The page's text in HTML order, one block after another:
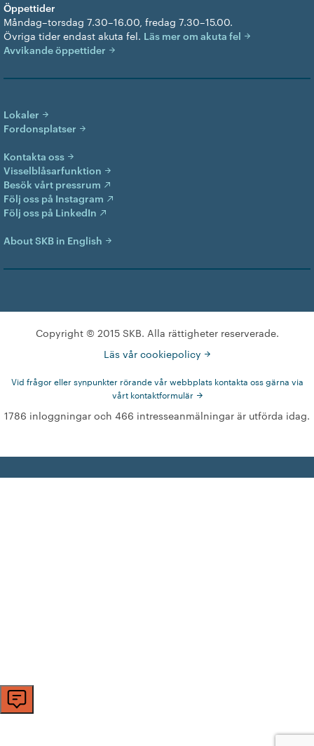
Öppettider
Måndag–torsdag 7.30–16.00, fredag 7.30–15.00.
Övriga tider endast akuta fel. Läs mer om akuta fel
Avvikande öppettider
Lokaler
Fordonsplatser
Kontakta oss
Visselblåsarfunktion
Besök vårt pressrum
Följ oss på Instagram
Följ oss på LinkedIn
About SKB in English
Copyright © 2015 SKB. Alla rättigheter reserverade.
Läs vår cookiepolicy
Vid frågor eller synpunkter rörande vår webbplats kontakta oss gärna via
vårt kontaktformulär
1786 inloggningar och 466 intresseanmälningar är utförda idag.